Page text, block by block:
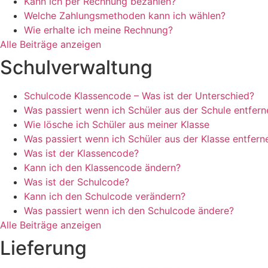
Welche Zahlungsmethoden kann ich wählen?
Wie erhalte ich meine Rechnung?
Alle Beiträge anzeigen
Schulverwaltung
Schulcode Klassencode – Was ist der Unterschied?
Was passiert wenn ich Schüler aus der Schule
Wie lösche ich Schüler aus meiner Klasse
Was passiert wenn ich Schüler aus der Klasse
Was ist der Klassencode?
Kann ich den Klassencode ändern?
Was ist der Schulcode?
Kann ich den Schulcode verändern?
Was passiert wenn ich den Schulcode ändere?
Alle Beiträge anzeigen
Lieferung